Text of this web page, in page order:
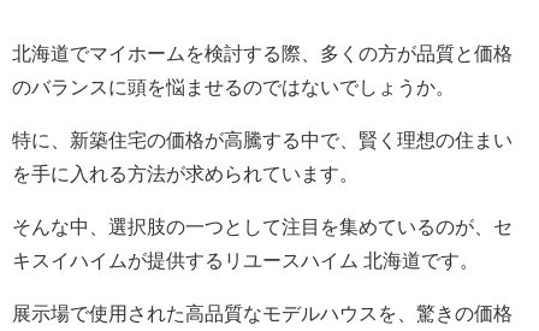
北海道でマイホームを検討する際、多くの方が品質と価格
のバランスに頭を悩ませるのではないでしょうか。
特に、新築住宅の価格が高騰する中で、賢く理想の住まい
を手に入れる方法が求められています。
そんな中、選択肢の一つとして注目を集めているのが、セ
キスイハイムが提供するリユースハイム 北海道です。
展示場で使用された高品質なモデルハウスを、驚きの価格